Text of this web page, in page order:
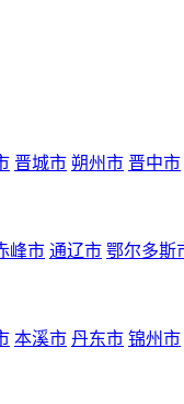
晋城市 朔州市 晋中市
峰市 通辽市 鄂尔多斯
本溪市 丹东市 锦州市